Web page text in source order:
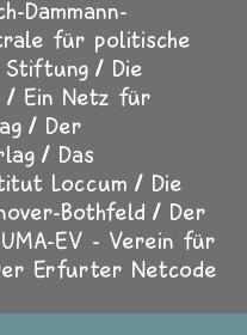
Dammann-
für politische
Stiftung
Die
Ein Netz für
Der
Das
Loccum
Die
Bothfeld
Der
EV - Verein für
Erfurter Netcode